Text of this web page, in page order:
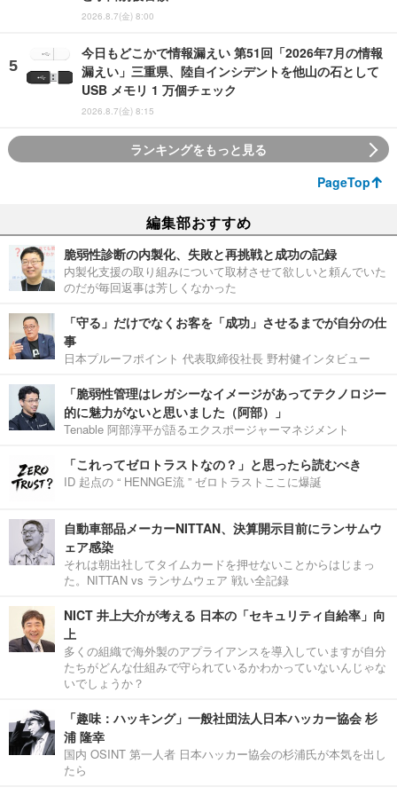
2026.8.7(金) 8:00
今日もどこかで情報漏えい 第51回「2026年7月の情報
漏えい」三重県、陸自インシデントを他山の石として
USB メモリ 1 万個チェック
2026.8.7(金) 8:15
ランキングをもっと見る
PageTop
編集部おすすめ
脆弱性診断の内製化、失敗と再挑戦と成功の記録
内製化支援の取り組みについて取材させて欲しいと頼んでいた
のだが毎回返事は芳しくなかった
「守る」だけでなくお客を「成功」させるまでが自分の仕
事
日本プルーフポイント 代表取締役社長 野村健インタビュー
「脆弱性管理はレガシーなイメージがあってテクノロジー
的に魅力がないと思いました（阿部）」
Tenable 阿部淳平が語るエクスポージャーマネジメント
「これってゼロトラストなの？」と思ったら読むべき
ID 起点の “ HENNGE流 ” ゼロトラストここに爆誕
自動車部品メーカーNITTAN、決算開示目前にランサムウ
ェア感染
それは朝出社してタイムカードを押せないことからはじまっ
た。NITTAN vs ランサムウェア 戦い全記録
NICT 井上大介が考える 日本の「セキュリティ自給率」向
上
多くの組織で海外製のアプライアンスを導入していますが自分
たちがどんな仕組みで守られているかわかっていないんじゃな
いでしょうか？
「趣味：ハッキング」一般社団法人日本ハッカー協会 杉
浦 隆幸
国内 OSINT 第一人者 日本ハッカー協会の杉浦氏が本気を出し
たら